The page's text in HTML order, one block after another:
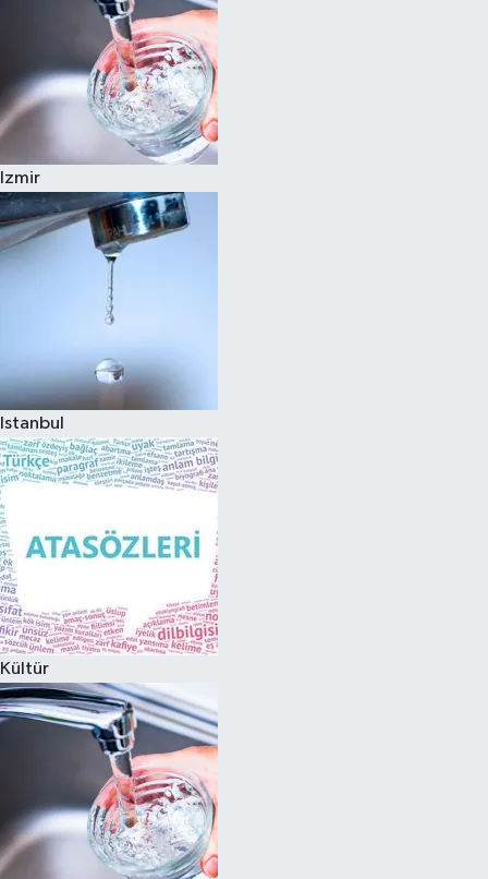
Izmir
Istanbul
Kültür